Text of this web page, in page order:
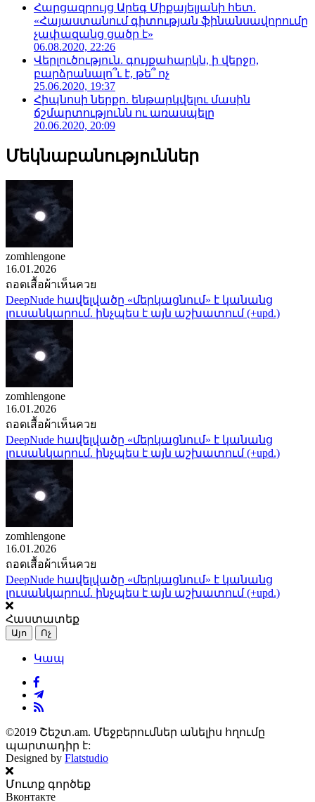
Հարցազրույց Արեգ Միքայելյանի հետ.
«Հայաստանում գիտության ֆինանսավորումը
չափազանց ցածր է»
06.08.2020, 22:26
Վերլուծություն. գույքահարկն, ի վերջո,
բարձրանալո՞ւ է, թե՞ ոչ
25.06.2020, 19:37
Հիպնոսի ներքո. ենթարկվելու մասին
ճշմարտությունն ու առասպելը
20.06.2020, 20:09
Մեկնաբանություններ
zomhlengone
16.01.2026
ถอดเสื้อผ้าเห็นควย
DeepNude հավելվածը «մերկացնում» է կանանց
լուսանկարում. ինչպես է այն աշխատում (+upd.)
zomhlengone
16.01.2026
ถอดเสื้อผ้าเห็นควย
DeepNude հավելվածը «մերկացնում» է կանանց
լուսանկարում. ինչպես է այն աշխատում (+upd.)
zomhlengone
16.01.2026
ถอดเสื้อผ้าเห็นควย
DeepNude հավելվածը «մերկացնում» է կանանց
լուսանկարում. ինչպես է այն աշխատում (+upd.)
Հաստատեք
Այո Ոչ
Կապ
©2019 Շեշտ.am. Մեջբերումներ անելիս հղումը
պարտադիր է:
Designed by Flatstudio
Մուտք գործեք
Вконтакте